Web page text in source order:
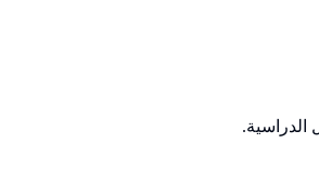
الدراسية.